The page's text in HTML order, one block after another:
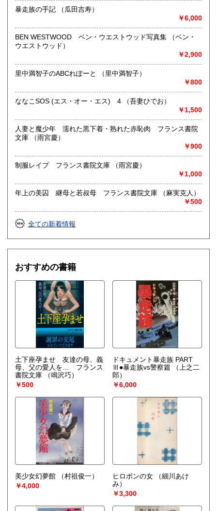
趣味、サブカルチャー、古書一般（その他）
ロック、アイドル、サブカルチャー、古書一般等
暴走族の手記 （瓜田吉寿）
￥6,000
BEN WESTWOOD ベン・ウエストウッド写真集 （ベン・
ウエストウッド）
￥2,900
里中満智子のABCれぽーと （里中満智子）
￥800
ななこSOS (エス・オー・エス) 4 （吾妻ひでお）
￥1,500
人妻と魔少年 濡れた黒下着・熟れた赤恥肉 フランス書院
文庫 （雨宮慶）
￥900
制服レイプ フランス書院文庫 （雨宮慶）
￥1,000
年上の美囚 継母と若叔母 フランス書院文庫 （麻実克人）
￥500
全ての新着情報
おすすめの書籍
土下座孕ませ 友達の母、義
母、父の愛人を… フランス
書院文庫
（鳴沢巧）
￥500
ドキュメント暴走族 PART
Ⅲ●暴走族vs警察篇
（上之二
郎）
￥6,000
美少女幻夢館
（村祖俊一）
￥4,000
ヒロポンの女
（細川あけ
み）
￥3,300